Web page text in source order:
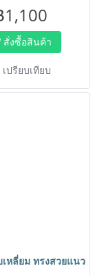
1,100
สั่งซื้อสินค้า
เปรียบเทียบ
เทจ ขนาด 35 ลิตร ตร
หลี่ยม ทรงสวยแนววิน